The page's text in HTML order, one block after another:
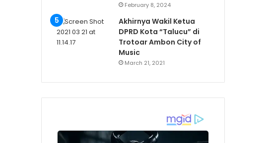
February 8, 2024
Akhirnya Wakil Ketua
DPRD Kota “Talucu” di
Trotoar Ambon City of
Music
March 21, 2021